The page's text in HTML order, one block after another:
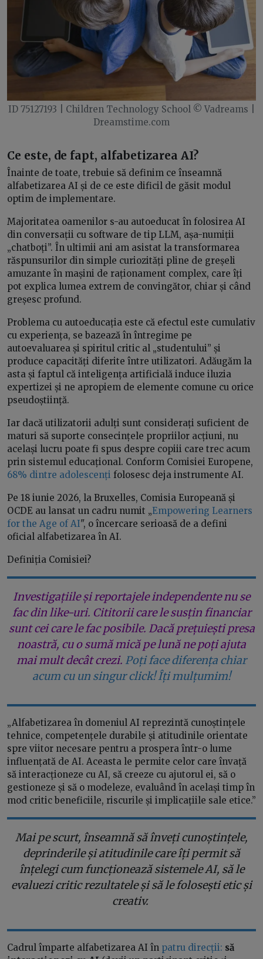
ID 75127193 | Children Technology School © Vadreams |
Dreamstime.com
Ce este, de fapt, alfabetizarea AI?
Înainte de toate, trebuie să definim ce înseamnă
alfabetizarea AI și de ce este dificil de găsit modul
optim de implementare.
Majoritatea oamenilor s-au autoeducat în folosirea AI
din conversații cu software de tip LLM, așa-numiții
„chatboți”. În ultimii ani am asistat la transformarea
răspunsurilor din simple curiozități pline de greșeli
amuzante în mașini de raționament complex, care îți
pot explica lumea extrem de convingător, chiar și când
greșesc profund.
Problema cu autoeducația este că efectul este cumulativ
cu experiența, se bazează în întregime pe
autoevaluarea și spiritul critic al „studentului” și
produce capacități diferite între utilizatori. Adăugăm la
asta și faptul că inteligența artificială induce iluzia
expertizei și ne apropiem de elemente comune cu orice
pseudoștiință.
Iar dacă utilizatorii adulți sunt considerați suficient de
maturi să suporte consecințele propriilor acțiuni, nu
același lucru poate fi spus despre copiii care trec acum
prin sistemul educațional. Conform Comisiei Europene,
68% dintre adolescenți folosesc deja instrumente AI.
Pe 18 iunie 2026, la Bruxelles, Comisia Europeană și
OCDE au lansat un cadru numit „Empowering Learners
for the Age of AI", o încercare serioasă de a defini
oficial alfabetizarea în AI.
Definiția Comisiei?
Investigațiile și reportajele independente nu se
fac din like-uri. Cititorii care le susțin financiar
sunt cei care le fac posibile. Dacă prețuiești presa
noastră, cu o sumă mică pe lună ne poți ajuta
mai mult decât crezi. Poți face diferența chiar
acum cu un singur click! Îți mulțumim!
„Alfabetizarea în domeniul AI reprezintă cunoștințele
tehnice, competențele durabile și atitudinile orientate
spre viitor necesare pentru a prospera într-o lume
influențată de AI. Aceasta le permite celor care învață
să interacționeze cu AI, să creeze cu ajutorul ei, să o
gestioneze și să o modeleze, evaluând în același timp în
mod critic beneficiile, riscurile și implicațiile sale etice.”
Mai pe scurt, înseamnă să înveți cunoștințele,
deprinderile și atitudinile care îți permit să
înțelegi cum funcționează sistemele AI, să le
evaluezi critic rezultatele și să le folosești etic și
creativ.
Cadrul împarte alfabetizarea AI în patru direcții: să